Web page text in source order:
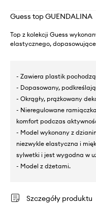
Guess top GUENDALINA
Top z kolekcji Guess
elastycznego,
- Zawiera plastik
- Dopasowany,
- Okrągły, prążkowany
- Nieregulowane
komfort podczas
- Model wykonany z
niezwykle elastyczna i
sylwetki i jest wygodna w
- Model z dżetami.
Szczegóły produktu